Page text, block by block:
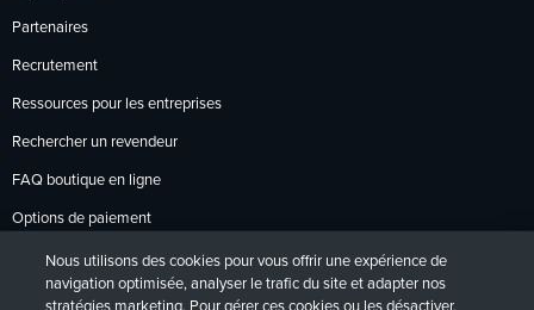
Partenaires
Recrutement
Ressources pour les entreprises
Rechercher un revendeur
FAQ boutique en ligne
Options de paiement
Politique de retour
Nous utilisons des cookies pour vous offrir une expérience de
navigation optimisée, analyser le trafic du site et adapter nos